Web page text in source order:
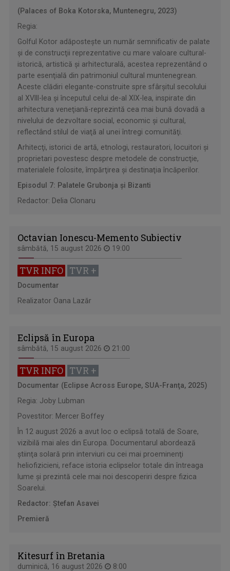
(Palaces of Boka Kotorska, Muntenegru, 2023)
Regia:
Golful Kotor adăposteşte un număr semnificativ de palate
şi de construcţii reprezentative cu mare valoare cultural-
istorică, artistică şi arhitecturală, acestea reprezentând o
parte esenţială din patrimoniul cultural muntenegrean.
Aceste clădiri elegante-construite spre sfârşitul secolului
al XVIII-lea şi începutul celui de-al XIX-lea, inspirate din
arhitectura veneţiană-reprezintă cea mai bună dovadă a
nivelului de dezvoltare social, economic şi cultural,
reflectând stilul de viaţă al unei întregi comunităţi.
Arhitecţi, istorici de artă, etnologi, restauratori, locuitori şi
proprietari povestesc despre metodele de construcţie,
materialele folosite, împărţirea şi destinaţia încăperilor.
Episodul 7: Palatele Grubonja şi Bizanti
Redactor: Delia Clonaru
Octavian Ionescu-Memento Subiectiv
sâmbătă, 15 august 2026 19:00
TVR INFO TVR +
Documentar
Realizator Oana Lazăr
Eclipsă în Europa
sâmbătă, 15 august 2026 21:00
TVR INFO TVR +
Documentar (Eclipse Across Europe, SUA-Franţa, 2025)
Regia: Joby Lubman
Povestitor: Mercer Boffey
În 12 august 2026 a avut loc o eclipsă totală de Soare,
vizibilă mai ales din Europa. Documentarul abordează
ştiinţa solară prin interviuri cu cei mai proeminenţi
heliofizicieni, reface istoria eclipselor totale din întreaga
lume şi prezintă cele mai noi descoperiri despre fizica
Soarelui.
Redactor: Ştefan Asavei
Premieră
Kitesurf în Bretania
duminică, 16 august 2026 8:00